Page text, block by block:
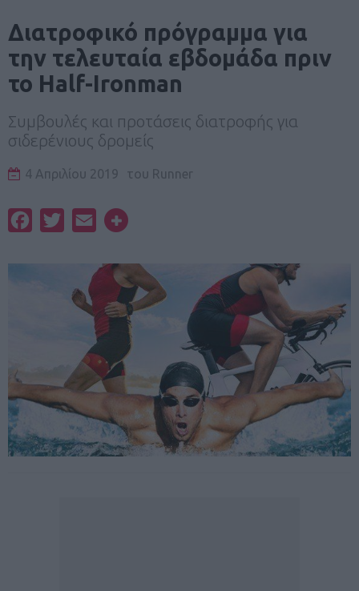
Διατροφικό πρόγραμμα για
την τελευταία εβδομάδα πριν
το Half-Ironman
Συμβουλές και προτάσεις διατροφής για
σιδερένιους δρομείς
4 Απριλίου 2019 του Runner
FacebookTwitterEmail